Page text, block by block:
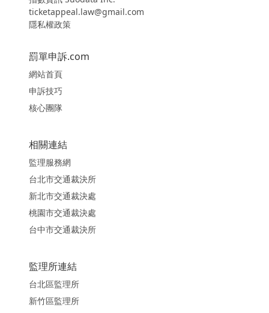
ticketappeal.law@gmail.com
隱私權政策
罰單申訴.com
網站首頁
申訴技巧
核心團隊
相關連結
監理服務網
台北市交通裁決所
新北市交通裁決處
桃園市交通裁決處
台中市交通裁決所
監理所連結
台北區監理所
新竹區監理所